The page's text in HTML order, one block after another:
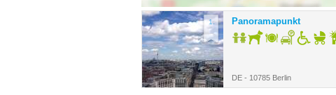
1. Panoramapunkt
DE - 10785 Berlin